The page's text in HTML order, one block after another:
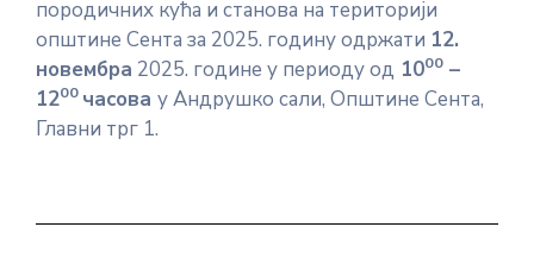
породичних кућа и станова на територији
општине Сента за 2025. годину одржати 12.
новембра 2025. године у периоду од 1000 –
1200 часова у Андрушко сали, Општине Сента,
Главни трг 1.